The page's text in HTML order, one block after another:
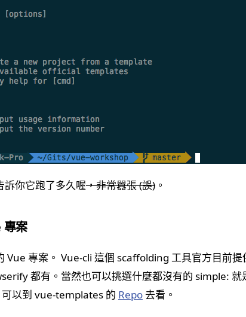
訴你它跑了多久喔，非常囂張 (誤) 。
專案
Vue 專案。 Vue-cli 這個 scaffolding 工具官方目前
都有。當然也可以挑選什麼都沒有的 simple:
以到 vue-templates 的 Repo去看。